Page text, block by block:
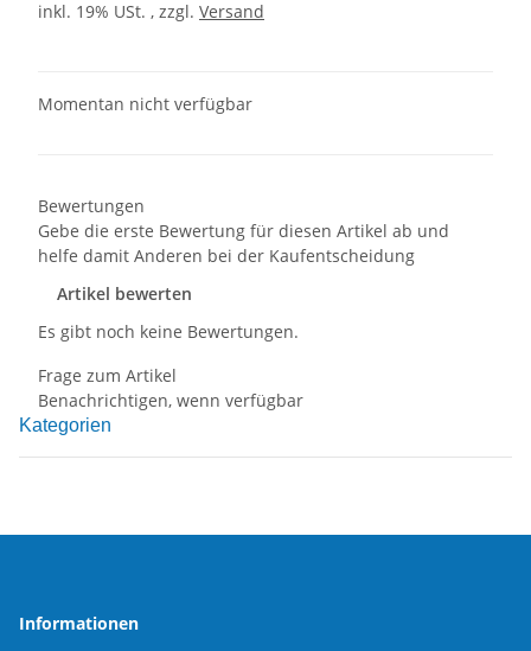
inkl. 19% USt. , zzgl. Versand
Momentan nicht verfügbar
Bewertungen
Gebe die erste Bewertung für diesen Artikel ab und
helfe damit Anderen bei der Kaufentscheidung
Artikel bewerten
Es gibt noch keine Bewertungen.
Frage zum Artikel
Benachrichtigen, wenn verfügbar
Kategorien
Informationen